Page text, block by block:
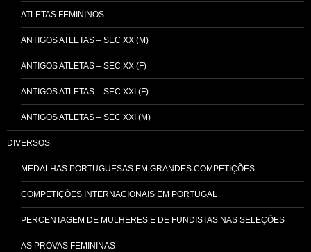
ATLETAS FEMININOS
ANTIGOS ATLETAS – SEC XX (M)
ANTIGOS ATLETAS – SEC XX (F)
ANTIGOS ATLETAS – SEC XXI (F)
ANTIGOS ATLETAS – SEC XXI (M)
DIVERSOS
MEDALHAS PORTUGUESAS EM GRANDES COMPETIÇÕES
COMPETIÇÕES INTERNACIONAIS EM PORTUGAL
PERCENTAGEM DE MULHERES E DE FUNDISTAS NAS SELEÇÕES
AS PROVAS FEMININAS